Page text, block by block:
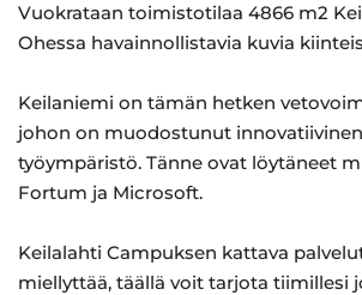
Vuokrataan toimistotilaa 4866 m2
Ohessa havainnollistavia kuvia
Keilaniemi on tämän hetken
johon on muodostunut
työympäristö. Tänne ovat löytäneet
Fortum ja Microsoft.
Keilalahti Campuksen kattava
miellyttää, täällä voit tarjota tiimillesi